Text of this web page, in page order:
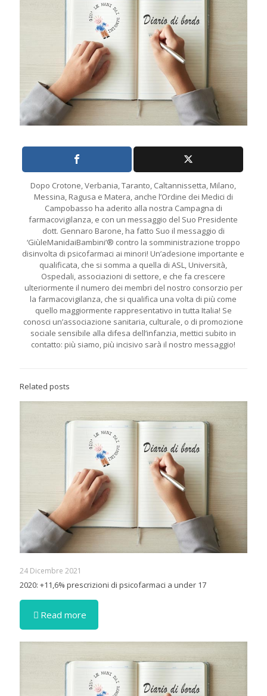
Dopo Crotone, Verbania, Taranto, Caltannissetta, Milano,
Messina, Ragusa e Matera, anche l’Ordine dei Medici di
Campobasso ha aderito alla nostra Campagna di
farmacovigilanza, e con un messaggio del Suo Presidente
dott. Gennaro Barone, ha fatto Suo il messaggio di
‘GiùleManidaiBambini’® contro la somministrazione troppo
disinvolta di psicofarmaci ai minori! Un’adesione importante e
qualificata, che si somma a quella di ASL, Università,
Ospedali, associazioni di settore, e che fa crescere
ulteriormente il numero dei membri del nostro consorzio per
la farmacovigilanza, che si qualifica una volta di più come
quello maggiormente rappresentativo in tutta Italia! Se
conosci un’associazione sanitaria, culturale, o di promozione
sociale sensibile alla difesa dell’infanzia, mettici subito in
contatto: più siamo, più incisivo sarà il nostro messaggio!
Related posts
24 Dicembre 2021
2020: +11,6% prescrizioni di psicofarmaci a under 17
Read more